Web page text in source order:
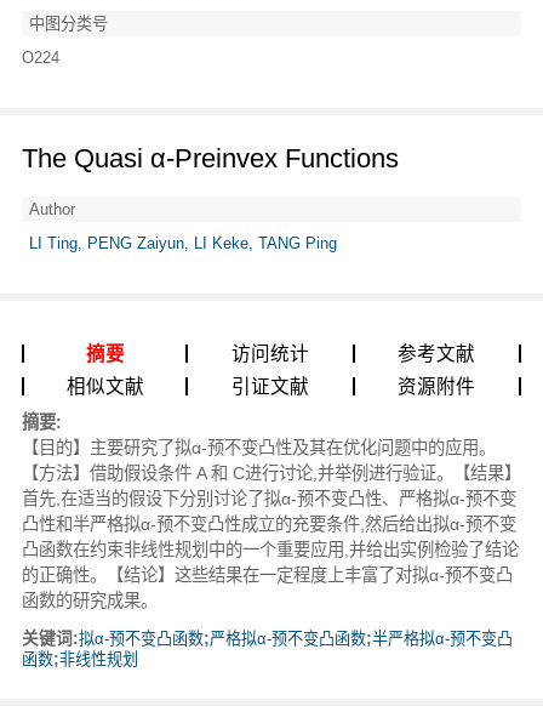
中图分类号
O224
The Quasi α-Preinvex Functions
Author
LI Ting, PENG Zaiyun, LI Keke, TANG Ping
摘要 访问统计
参考文献
相似文献
引证文献 资源附件
摘要:
【目的】主要研究了拟α-预不变凸性及其在优化问题中的应用。
【方法】借助假设条件 A 和 C进行讨论,并举例进行验证。【结果】
首先,在适当的假设下分别讨论了拟α-预不变凸性、严格拟α-预不变
凸性和半严格拟α-预不变凸性成立的充要条件,然后给出拟α-预不变
凸函数在约束非线性规划中的一个重要应用,并给出实例检验了结论
的正确性。【结论】这些结果在一定程度上丰富了对拟α-预不变凸
函数的研究成果。
关键词:拟α-预不变凸函数;严格拟α-预不变凸函数;半严格拟α-预不变凸
函数;非线性规划